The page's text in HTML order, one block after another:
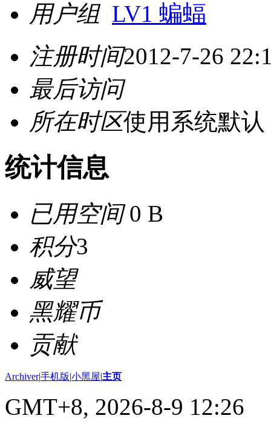
用户组 LV1 蝙蝠
注册时间2012-7-26
最后访问
所在时区使用系统默认
统计信息
已用空间0 B
积分3
威望
黑耀币
贡献
Archiver|手机版|小黑屋|主页
GMT+8, 2026-8-9 12:26